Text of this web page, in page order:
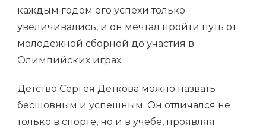
каждым годом его успехи только
увеличивались, и он мечтал пройти путь от
молодежной сборной до участия в
Олимпийских играх.
Детство Сергея Деткова можно назвать
бесшовным и успешным. Он отличался не
только в спорте, но и в учебе, проявляя